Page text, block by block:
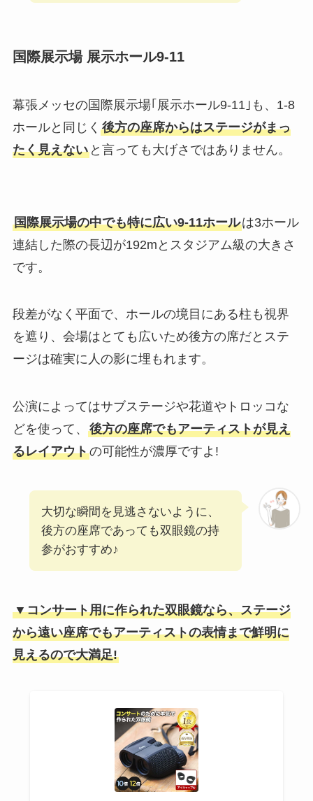
国際展示場 展示ホール9-11
幕張メッセの国際展示場｢展示ホール9-11｣も、1-8
ホールと同じく 後方の座席からはステージがまっ
たく見えないと言っても大げさではありません。
国際展示場の中でも特に広い9-11ホールは3ホール
連結した際の長辺が192mとスタジアム級の大きさ
です。
段差がなく平面で、ホールの境目にある柱も視界
を遮り、会場はとても広いため後方の席だとステ
ージは確実に人の影に埋もれます。
公演によってはサブステージや花道やトロッコな
どを使って、 後方の座席でもアーティストが見え
るレイアウトの可能性が濃厚ですよ!
大切な瞬間を見逃さないように、
後方の座席であっても双眼鏡の持
参がおすすめ♪
▼コンサート用に作られた双眼鏡なら、ステージ
から遠い座席でもアーティストの表情まで鮮明に
見えるので大満足!